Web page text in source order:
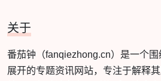
关于
番茄钟（fanqiezhong.cn）是一个
展开的专题资讯网站，专注于解释